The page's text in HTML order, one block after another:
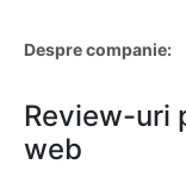
Despre companie:
Review-uri
web